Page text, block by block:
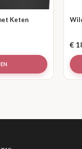
Keten
€